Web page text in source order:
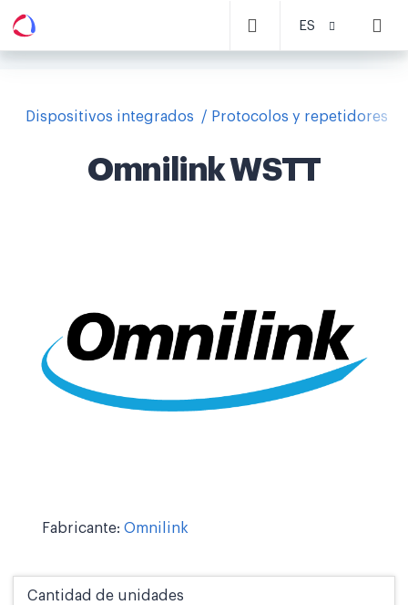
ES
Dispositivos integrados Protocolos y repetidores
Omnilink WSTT
Fabricante: Omnilink
Cantidad de unidades